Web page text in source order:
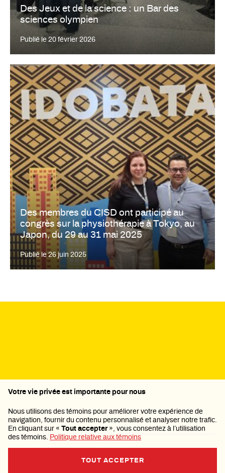
Des Jeux et de la science : un Bar des
sciences olympien
Publié le 20 février 2026
Des membres du CISD ont participé au
congrès sur la physiothérapie à Tokyo, au
Japon, du 29 au 31 mai 2025
Publié le26 juin 2025
Votre vie privée est importante pour nous
Nous utilisons des témoins pour améliorer votre expérience de
navigation, fournir du contenu personnalisé et analyser notre trafic.
En cliquant sur « Tout accepter», vous consentez à l’utilisation
des témoins. Politique relative aux témoins
TOUT ACCEPTER